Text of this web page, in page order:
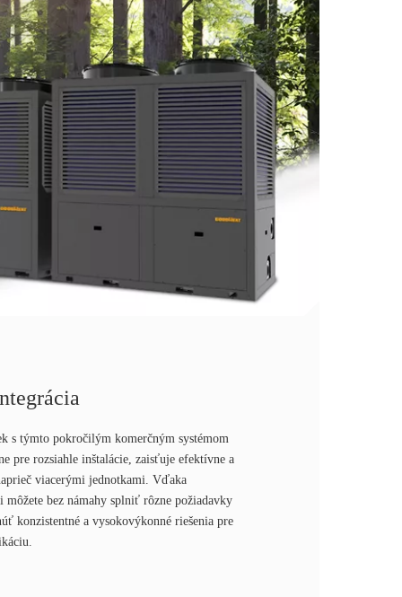
s týmto pokročilým komerčným systémom
pre rozsiahle inštalácie, zaisťuje efektívne a
viacerými jednotkami. Vďaka
môžete bez námahy splniť rôzne požiadavky
konzistentné a vysokovýkonné riešenia pre